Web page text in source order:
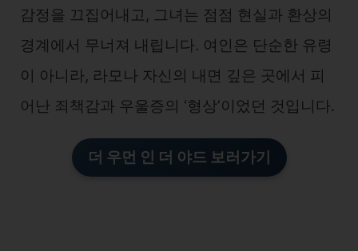
감정을 끄집어내고, 그녀는 점점 현실과 환상의
경계에서 무너져 내립니다. 여인은 단순한 유령
이 아니라, 라모나 자신의 내면 깊은 곳에서 피
어난 죄책감과 우울증의 ‘형상’이었던 것입니다.
더 우먼 인 더 야드 보러가기